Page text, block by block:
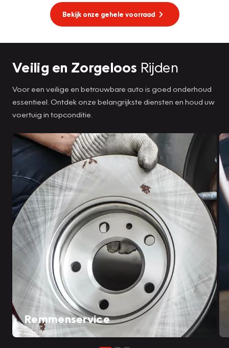
Bekijk onze gehele voorraad
Veilig en Zorgeloos Rijden
Voor een veilige en betrouwbare auto is goed onderhoud
essentieel. Ontdek onze belangrijkste diensten en houd uw
voertuig in topconditie.
Remmenservice